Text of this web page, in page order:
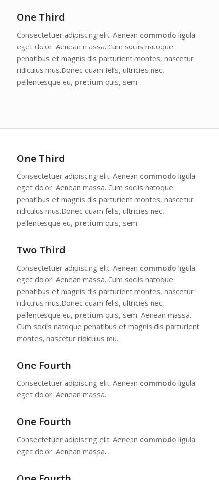
One Third
Consectetuer adipiscing elit. Aenean commodo ligula
eget dolor. Aenean massa. Cum sociis natoque
penatibus et magnis dis parturient montes, nascetur
ridiculus mus.Donec quam felis, ultricies nec,
pellentesque eu, pretium quis, sem.
One Third
Consectetuer adipiscing elit. Aenean commodo ligula
eget dolor. Aenean massa. Cum sociis natoque
penatibus et magnis dis parturient montes, nascetur
ridiculus mus.Donec quam felis, ultricies nec,
pellentesque eu, pretium quis, sem.
Two Third
Consectetuer adipiscing elit. Aenean commodo ligula
eget dolor. Aenean massa. Cum sociis natoque
penatibus et magnis dis parturient montes, nascetur
ridiculus mus.Donec quam felis, ultricies nec,
pellentesque eu, pretium quis, sem. Aenean massa.
Cum sociis natoque penatibus et magnis dis parturient
montes, nascetur ridiculus mu.
One Fourth
Consectetuer adipiscing elit. Aenean commodo ligula
eget dolor. Aenean massa.
One Fourth
Consectetuer adipiscing elit. Aenean commodo ligula
eget dolor. Aenean massa.